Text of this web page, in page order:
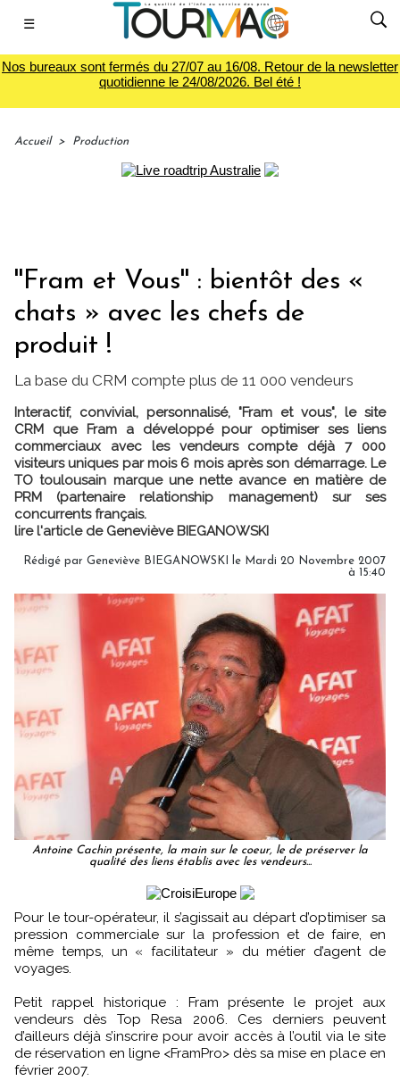
☰
Nos bureaux sont fermés du 27/07 au 16/08. Retour de la newsletter
quotidienne le 24/08/2026. Bel été !
Accueil > Production
''Fram et Vous'' : bientôt des «
chats » avec les chefs de
produit !
La base du CRM compte plus de 11 000 vendeurs
Interactif, convivial, personnalisé, "Fram et vous", le site
CRM que Fram a développé pour optimiser ses liens
commerciaux avec les vendeurs compte déjà 7 000
visiteurs uniques par mois 6 mois après son démarrage. Le
TO toulousain marque une nette avance en matière de
PRM (partenaire relationship management) sur ses
concurrents français.
lire l'article de Geneviève BIEGANOWSKI
Rédigé par Geneviève BIEGANOWSKI le Mardi 20 Novembre 2007
à 15:40
Antoine Cachin présente, la main sur le coeur, le de préserver la
qualité des liens établis avec les vendeurs...
Pour le tour-opérateur, il s’agissait au départ d’optimiser sa
pression commerciale sur la profession et de faire, en
même temps, un « facilitateur » du métier d’agent de
voyages.
Petit rappel historique : Fram présente le projet aux
vendeurs dès Top Resa 2006. Ces derniers peuvent
d’ailleurs déjà s’inscrire pour avoir accès à l’outil via le site
de réservation en ligne <FramPro> dès sa mise en place en
février 2007.